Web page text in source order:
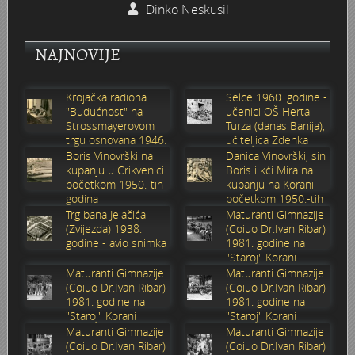
Tvornica potkivačkih čavala Mustad-Karlovac
Bijelo dugme
Banija - poplava 4. 12. 1966.
Autobusna stanica na Korzu
Auto cross
AMD Zanatlija
8. slet Bratstva i jedinstva 13. lipnja 1965. godine
Lovni i ribolovni turizam
Mala scena Hrvatskog doma
Marina Perazić, Davor Tolja (Denis&Denis) i Edi Kraljić
Maturanti Gimnazije 1988. godine
Motocross
NULA
Nepokoreni grad - Trojanski konj (epizoda)
Novogodišnje čestitke
PUNK
Škola plivanja Patkica
Ekonomska škola - ratne godine
Dubravko Halovanić - Ratne godine
Crkva Sv. Doroteje - 1991.
Gimnazijska i Ekonomska zbornica - Igor Mihelić
INKASATOR
Karlovački fotograf Josip Žunić
Obitelj Klemenčić
Krešimir Botković - RAZGLEDNICE
KUD REČICA
Mery Berti - karlovačka Žuži
Dinko Neskusil
NAJNOVIJE
Krojačka radiona
"Budućnost" na
Strossmayerovom
trgu osnovana 1946.
godine
Selce 1960. godine -
učenici OŠ Herta
Turza (danas Banija),
učiteljica Zdenka
Sabolić
Boris Vinovrški na
kupanju u Crikvenici
početkom 1950.-tih
godina
Danica Vinovrški, sin
Boris i kći Mira na
kupanju na Korani
početkom 1950.-tih
godina
Trg bana Jelačića
(Zvijezda) 1938.
godine - avio snimka
Maturanti Gimnazije
(Coiuo Dr.Ivan Ribar)
1981. godine na
"Staroj" Korani
Maturanti Gimnazije
(Coiuo Dr.Ivan Ribar)
1981. godine na
"Staroj" Korani
Maturanti Gimnazije
(Coiuo Dr.Ivan Ribar)
1981. godine na
"Staroj" Korani
Maturanti Gimnazije
(Coiuo Dr.Ivan Ribar)
Maturanti Gimnazije
(Coiuo Dr.Ivan Ribar)